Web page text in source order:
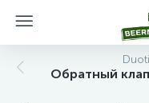
Обратный